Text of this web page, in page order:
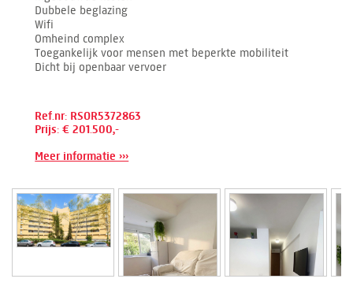
Dubbele beglazing
Wifi
Omheind complex
Toegankelijk voor mensen met beperkte mobiliteit
Dicht bij openbaar vervoer
Ref.nr: RSOR5372863
Prijs: € 201.500,-
Meer informatie ›››